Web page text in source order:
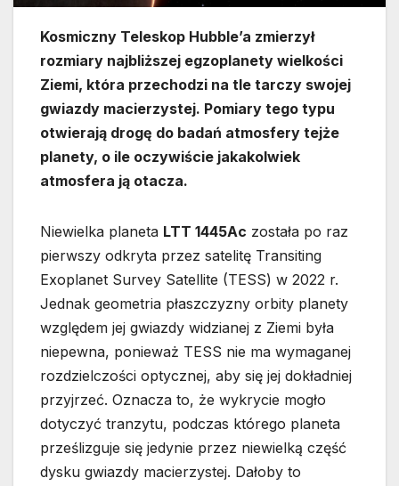
Kosmiczny Teleskop Hubble’a zmierzył
rozmiary najbliższej egzoplanety wielkości
Ziemi, która przechodzi na tle tarczy swojej
gwiazdy macierzystej. Pomiary tego typu
otwierają drogę do badań atmosfery tejże
planety, o ile oczywiście jakakolwiek
atmosfera ją otacza.
Niewielka planeta LTT 1445Ac została po raz
pierwszy odkryta przez satelitę Transiting
Exoplanet Survey Satellite (TESS) w 2022 r.
Jednak geometria płaszczyzny orbity planety
względem jej gwiazdy widzianej z Ziemi była
niepewna, ponieważ TESS nie ma wymaganej
rozdzielczości optycznej, aby się jej dokładniej
przyjrzeć. Oznacza to, że wykrycie mogło
dotyczyć tranzytu, podczas którego planeta
prześlizguje się jedynie przez niewielką część
dysku gwiazdy macierzystej. Dałoby to